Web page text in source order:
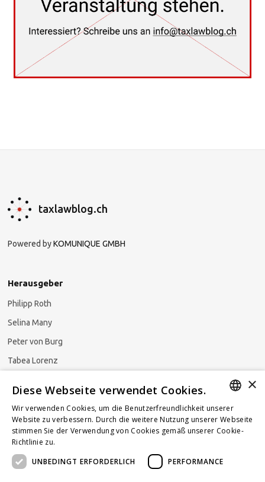
taxlawblog.ch
Powered byKOMUNIQUE GMBH
Herausgeber
Philipp Roth
Selina Many
Peter von Burg
Tabea Lorenz
Newsletter abonnieren
GERMAN
FRENCH
×
Diese Webseite verwendet Cookies.
Wir verwenden Cookies, um die Benutzerfreundlichkeit unserer
Website zu verbessern. Durch die weitere Nutzung unserer Webseite
stimmen Sie der Verwendung von Cookies gemäß unserer Cookie-
Richtlinie zu.
UNBEDINGT ERFORDERLICH
PERFORMANCE